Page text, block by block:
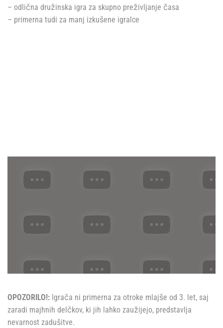
– odlična družinska igra za skupno preživljanje časa
– primerna tudi za manj izkušene igralce
OPOZORILO!: Igrača ni primerna za otroke mlajše od 3. let, saj
zaradi majhnih delčkov, ki jih lahko zaužijejo, predstavlja
nevarnost zadušitve.